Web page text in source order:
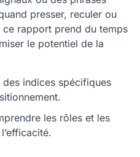
presser, reculer ou
rapport prend du temps
le potentiel de la
indices spécifiques
les rôles et les